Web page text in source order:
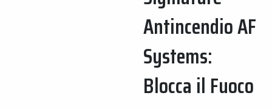
Antincendio AF
Systems:
Blocca il Fuoco